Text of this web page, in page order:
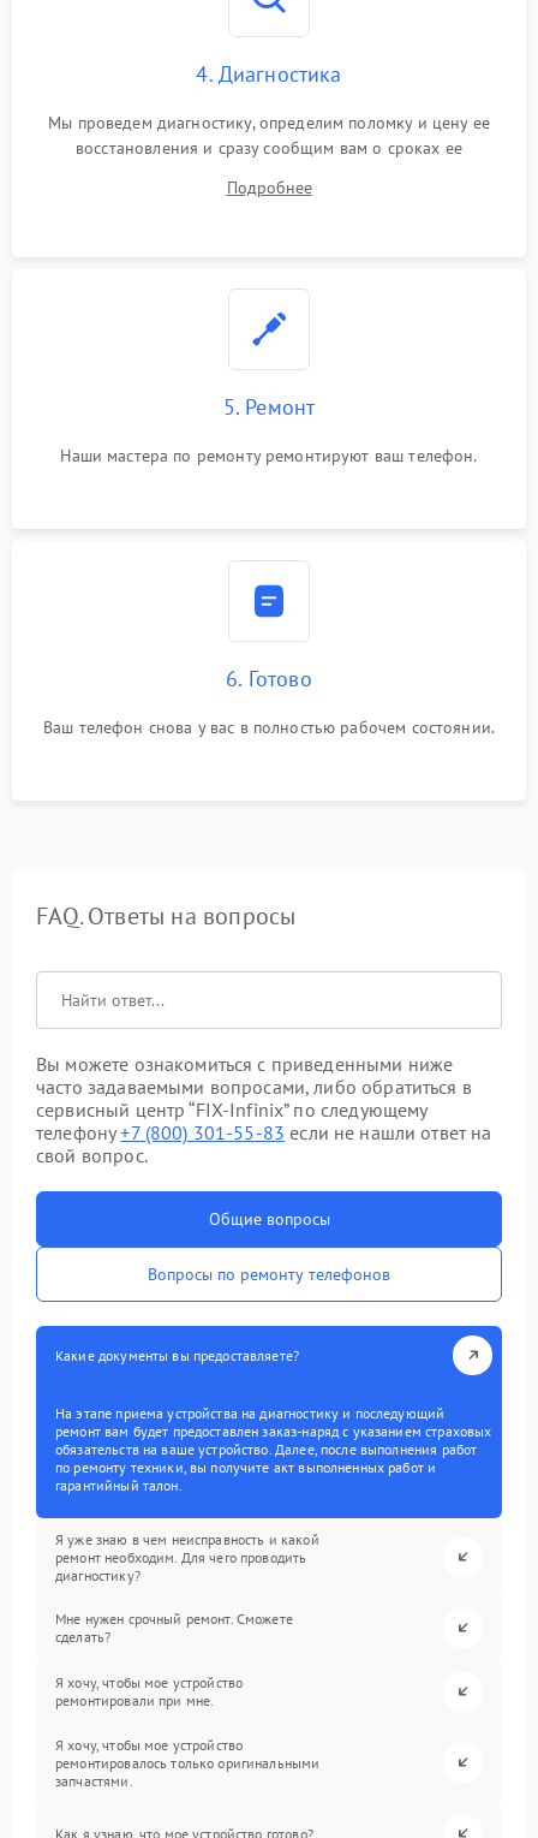
4. Диагностика
Мы проведем диагностику, определим поломку и цену ее
восстановления и сразу сообщим вам о сроках ее
Подробнее
5. Ремонт
Наши мастера по ремонту ремонтируют ваш телефон.
6. Готово
Ваш телефон снова у вас в полностью рабочем состоянии.
FAQ. Ответы на вопросы
Вы можете ознакомиться с приведенными ниже
часто задаваемыми вопросами, либо обратиться в
сервисный центр “FIX-Infinix” по следующему
телефону+7 (800) 301-55-83 если не нашли ответ на
свой вопрос.
Общие вопросы
Вопросы по ремонту телефонов
Какие документы вы предоставляете?
На этапе приема устройства на диагностику и последующий
ремонт вам будет предоставлен заказ-наряд с указанием страховых
обязательств на ваше устройство. Далее, после выполнения работ
по ремонту техники, вы получите акт выполненных работ и
гарантийный талон.
Я уже знаю в чем неисправность и какой
ремонт необходим. Для чего проводить
диагностику?
Мне нужен срочный ремонт. Сможете
сделать?
Я хочу, чтобы мое устройство
ремонтировали при мне.
Я хочу, чтобы мое устройство
ремонтировалось только оригинальными
запчастями.
Как я узнаю, что мое устройство готово?